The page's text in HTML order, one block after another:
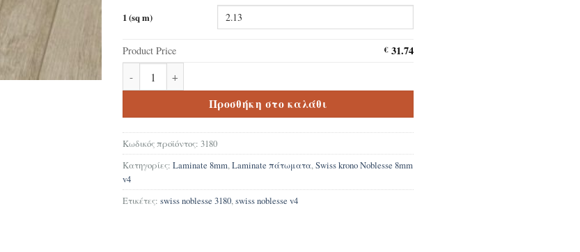
1 (sq m)
Product Price €31.74
Προσθήκη στο καλάθι
Κωδικός προϊόντος: 3180
Κατηγορίες: Laminate 8mm,Laminate πάτωματα,Swiss krono Noblesse 8mm
v4
Ετικέτες: swiss noblesse 3180,swiss noblesse v4